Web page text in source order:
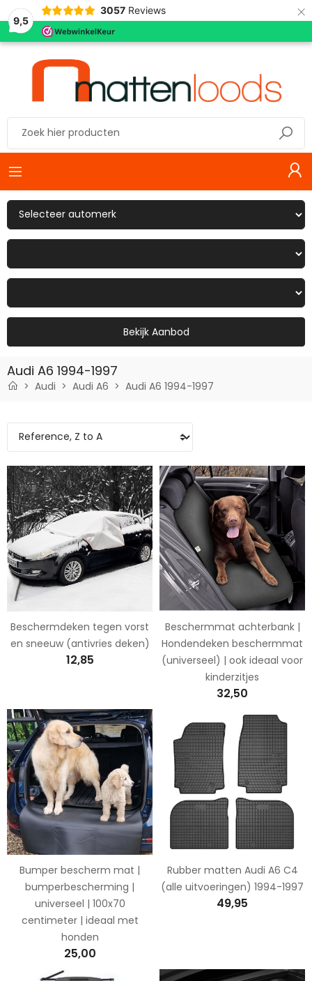
9,5
3057 Reviews ×
Bekijk Aanbod
Audi A6 1994-1997
Audi Audi A6 Audi A6 1994-1997
Beschermdeken tegen vorst
en sneeuw (antivries deken)
12,85
Beschermmat achterbank |
Hondendeken beschermmat
(universeel) | ook ideaal voor
kinderzitjes
32,50
Bumper bescherm mat |
bumperbescherming |
universeel | 100x70
centimeter | ideaal met
honden
25,00
Rubber matten Audi A6 C4
(alle uitvoeringen) 1994-1997
49,95